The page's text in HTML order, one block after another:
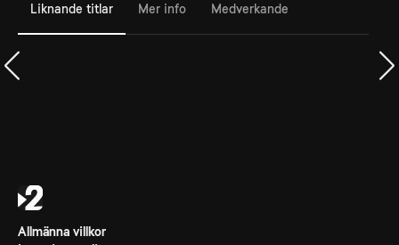
Liknande titlar Mer info Medverkande
Allmänna villkor